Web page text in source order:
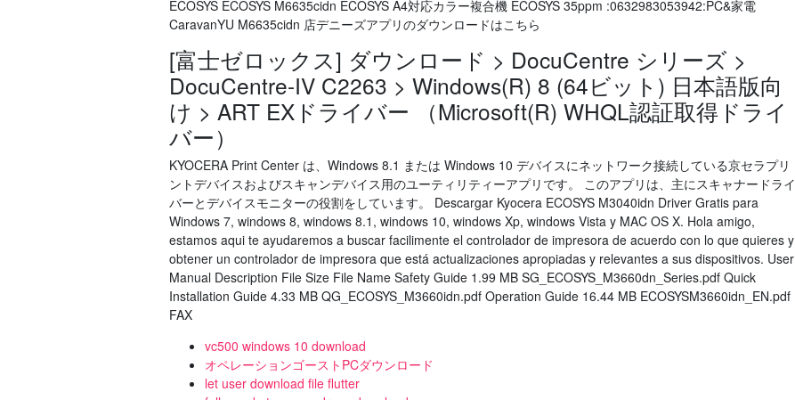
ECOSYS ECOSYS M6635cidn ECOSYS A4対応カラー複合機 ECOSYS 35ppm :0632983053942:PC&家電
CaravanYU M6635cidn 店デニーズアプリのダウンロードはこちら
[富士ゼロックス] ダウンロード > DocuCentre シリーズ >
DocuCentre-IV C2263 > Windows(R) 8 (64ビット) 日本語版向
け > ART EXドライバー （Microsoft(R) WHQL認証取得ドライ
バー）
KYOCERA Print Center は、Windows 8.1 または Windows 10 デバイスにネットワーク接続している京セラプリ
ントデバイスおよびスキャンデバイス用のユーティリティーアプリです。 このアプリは、主にスキャナードライ
バーとデバイスモニターの役割をしています。 Descargar Kyocera ECOSYS M3040idn Driver Gratis para
Windows 7, windows 8, windows 8.1, windows 10, windows Xp, windows Vista y MAC OS X. Hola amigo,
estamos aqui te ayudaremos a buscar facilimente el controlador de impresora de acuerdo con lo que quieres y
obtener un controlador de impresora que está actualizaciones apropiadas y relevantes a sus dispositivos. User
Manual Description File Size File Name Safety Guide 1.99 MB SG_ECOSYS_M3660dn_Series.pdf Quick
Installation Guide 4.33 MB QG_ECOSYS_M3660idn.pdf Operation Guide 16.44 MB ECOSYSM3660idn_EN.pdf
FAX
vc500 windows 10 download
オペレーションゴーストPCダウンロード
let user download file flutter